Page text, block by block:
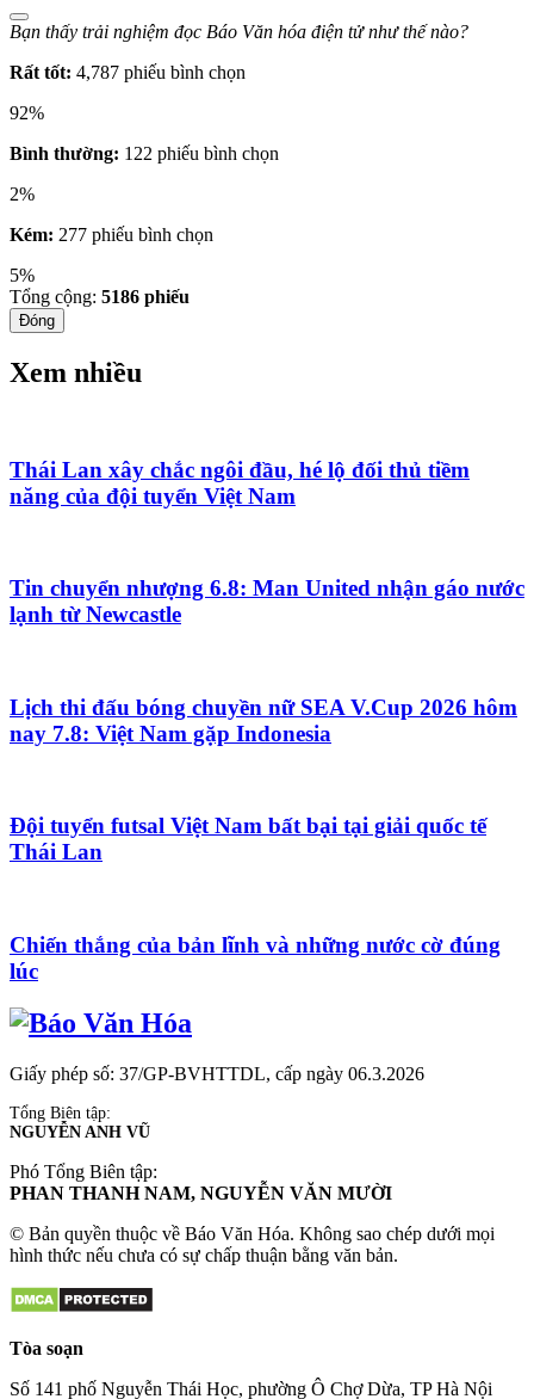
Bạn thấy trải nghiệm đọc Báo Văn hóa điện tử như thế nào?
Rất tốt: 4,787 phiếu bình chọn
92%
Bình thường: 122 phiếu bình chọn
2%
Kém: 277 phiếu bình chọn
5%
Tổng cộng: 5186 phiếu
Đóng
Xem nhiều
Thái Lan xây chắc ngôi đầu, hé lộ đối thủ tiềm
năng của đội tuyển Việt Nam
Tin chuyển nhượng 6.8: Man United nhận gáo nước
lạnh từ Newcastle
Lịch thi đấu bóng chuyền nữ SEA V.Cup 2026 hôm
nay 7.8: Việt Nam gặp Indonesia
Đội tuyển futsal Việt Nam bất bại tại giải quốc tế
Thái Lan
Chiến thắng của bản lĩnh và những nước cờ đúng
lúc
Giấy phép số: 37/GP-BVHTTDL, cấp ngày 06.3.2026
Tổng Biên tập:
NGUYỄN ANH VŨ
Phó Tổng Biên tập:
PHAN THANH NAM, NGUYỄN VĂN MƯỜI
© Bản quyền thuộc về Báo Văn Hóa. Không sao chép dưới mọi
hình thức nếu chưa có sự chấp thuận bằng văn bản.
Tòa soạn
Số 141 phố Nguyễn Thái Học, phường Ô Chợ Dừa, TP Hà Nội